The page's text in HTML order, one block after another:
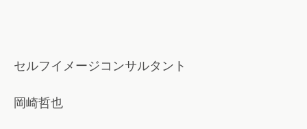
セルフイメージコンサルタント
岡崎哲也